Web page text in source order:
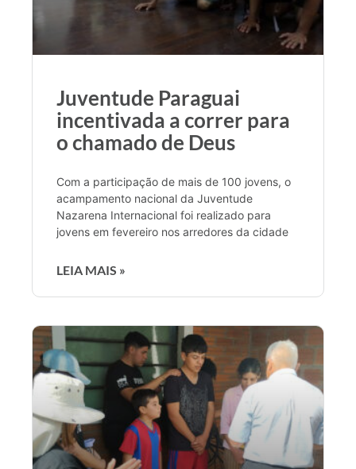
Juventude Paraguai
incentivada a correr para
o chamado de Deus
Com a participação de mais de 100 jovens, o
acampamento nacional da Juventude
Nazarena Internacional foi realizado para
jovens em fevereiro nos arredores da cidade
LEIA MAIS »